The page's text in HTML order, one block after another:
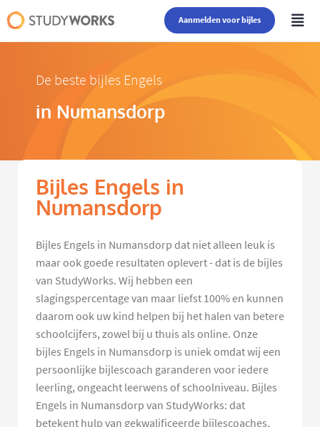
Aanmelden voor bijles
De beste bijles Engels
in Numansdorp
Bijles Engels in
Numansdorp
Bijles Engels in Numansdorp dat niet alleen leuk is
maar ook goede resultaten oplevert - dat is de bijles
van StudyWorks. Wij hebben een
slagingspercentage van maar liefst 100% en kunnen
daarom ook uw kind helpen bij het halen van betere
schoolcijfers, zowel bij u thuis als online. Onze
bijles Engels in Numansdorp is uniek omdat wij een
persoonlijke bijlescoach garanderen voor iedere
leerling, ongeacht leerwens of schoolniveau. Bijles
Engels in Numansdorp van StudyWorks: dat
betekent hulp van gekwalificeerde bijlescoaches,